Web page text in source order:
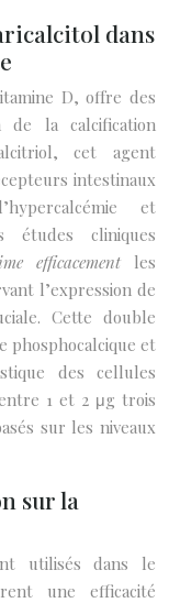
dans
D, offre des
de la calcification
cet agent
intestinaux
et
études cliniques
efficacement les
l’expression de
Cette double
phosphocalcique et
des cellules
1 et 2 μg trois
sur les niveaux
sur la
utilisés dans le
une efficacité